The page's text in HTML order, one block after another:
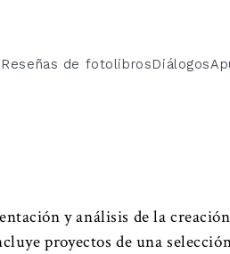
Reseñas de fotolibrosDiálogos
y análisis de la
proyectos de una